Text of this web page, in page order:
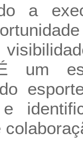
a
um
e